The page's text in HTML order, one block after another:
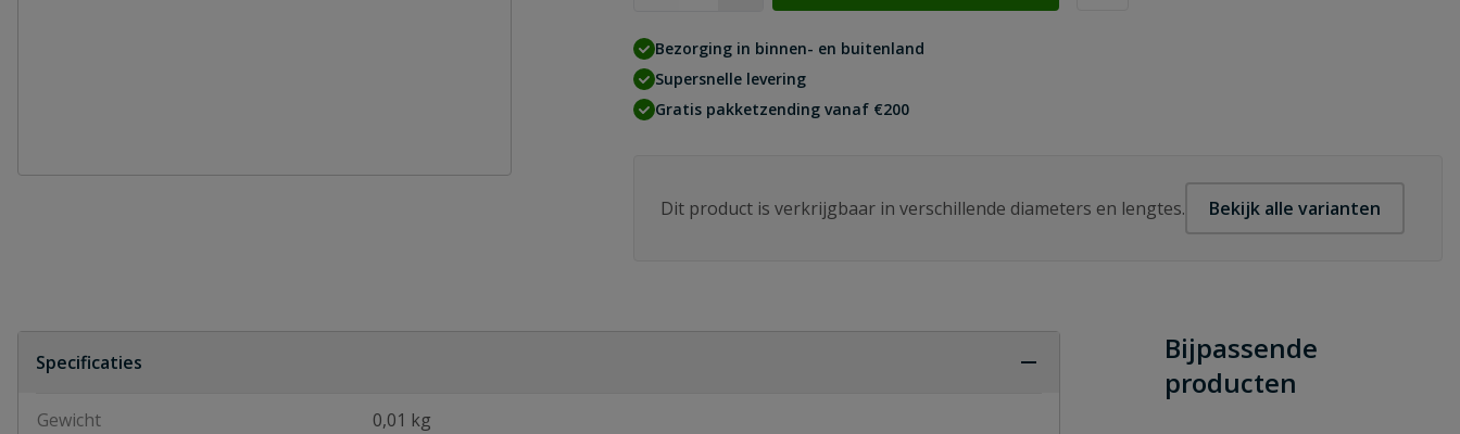
Bezorging in binnen- en buitenland
Supersnelle levering
Gratis pakketzending vanaf €200
Dit product is verkrijgbaar in verschillende diameters en lengtes. Bekijk alle varianten
Specificaties
Gewicht 0,01 kg
Bijpassende
producten